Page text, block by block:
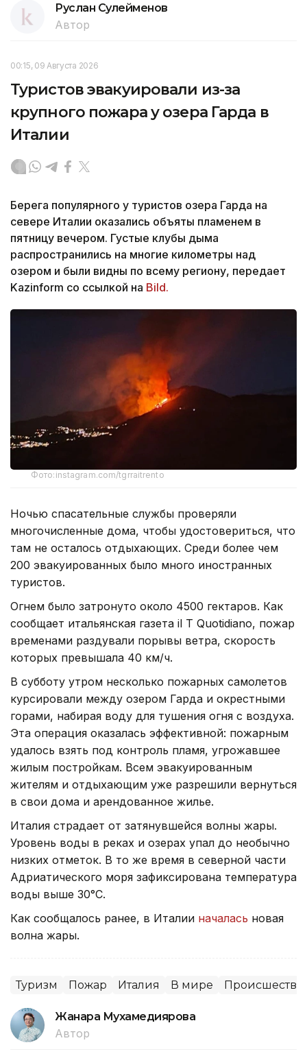
Руслан Сулейменов
Автор
00:15, 09 Августа 2026
Туристов эвакуировали из-за
крупного пожара у озера Гарда в
Италии
Берега популярного у туристов озера Гарда на
севере Италии оказались объяты пламенем в
пятницу вечером. Густые клубы дыма
распространились на многие километры над
озером и были видны по всему региону, передает
Kazinform со ссылкой на Bild.
Фото:instagram.com/tgrraitrento
Ночью спасательные службы проверяли
многочисленные дома, чтобы удостовериться, что
там не осталось отдыхающих. Среди более чем
200 эвакуированных было много иностранных
туристов.
Огнем было затронуто около 4500 гектаров. Как
сообщает итальянская газета il T Quotidiano, пожар
временами раздували порывы ветра, скорость
которых превышала 40 км/ч.
В субботу утром несколько пожарных самолетов
курсировали между озером Гарда и окрестными
горами, набирая воду для тушения огня с воздуха.
Эта операция оказалась эффективной: пожарным
удалось взять под контроль пламя, угрожавшее
жилым постройкам. Всем эвакуированным
жителям и отдыхающим уже разрешили вернуться
в свои дома и арендованное жилье.
Италия страдает от затянувшейся волны жары.
Уровень воды в реках и озерах упал до необычно
низких отметок. В то же время в северной части
Адриатического моря зафиксирована температура
воды выше 30°C.
Как сообщалось ранее, в Италии началась новая
волна жары.
Туризм Пожар Италия В мире
Жанара Мухамедиярова
Автор